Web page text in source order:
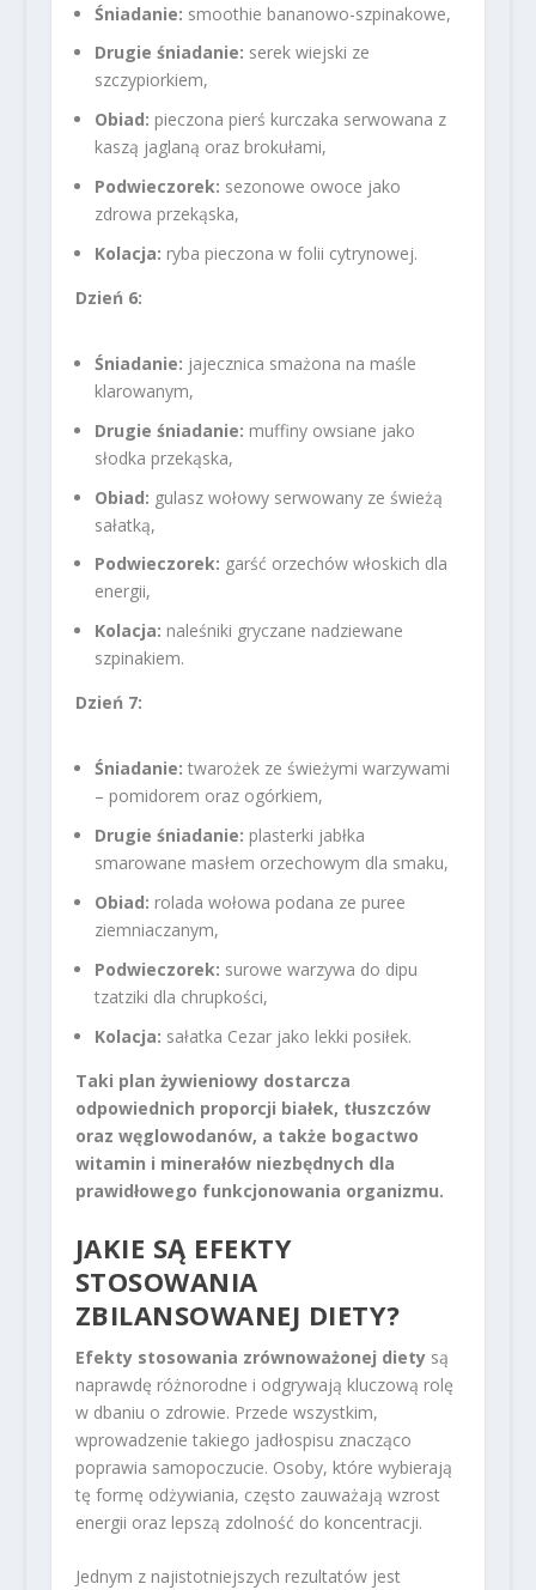
Śniadanie: smoothie bananowo-szpinakowe,
Drugie śniadanie: serek wiejski ze
szczypiorkiem,
Obiad: pieczona pierś kurczaka serwowana z
kaszą jaglaną oraz brokułami,
Podwieczorek: sezonowe owoce jako
zdrowa przekąska,
Kolacja: ryba pieczona w folii cytrynowej.
Dzień 6:
Śniadanie: jajecznica smażona na maśle
klarowanym,
Drugie śniadanie: muffiny owsiane jako
słodka przekąska,
Obiad: gulasz wołowy serwowany ze świeżą
sałatką,
Podwieczorek: garść orzechów włoskich dla
energii,
Kolacja: naleśniki gryczane nadziewane
szpinakiem.
Dzień 7:
Śniadanie: twarożek ze świeżymi warzywami
– pomidorem oraz ogórkiem,
Drugie śniadanie: plasterki jabłka
smarowane masłem orzechowym dla smaku,
Obiad: rolada wołowa podana ze puree
ziemniaczanym,
Podwieczorek: surowe warzywa do dipu
tzatziki dla chrupkości,
Kolacja: sałatka Cezar jako lekki posiłek.
Taki plan żywieniowy dostarcza
odpowiednich proporcji białek, tłuszczów
oraz węglowodanów, a także bogactwo
witamin i minerałów niezbędnych dla
prawidłowego funkcjonowania organizmu.
JAKIE SĄ EFEKTY
STOSOWANIA
ZBILANSOWANEJ DIETY?
Efekty stosowania zrównoważonej dietysą
naprawdę różnorodne i odgrywają kluczową rolę
w dbaniu o zdrowie. Przede wszystkim,
wprowadzenie takiego jadłospisu znacząco
poprawia samopoczucie. Osoby, które wybierają
tę formę odżywiania, często zauważają wzrost
energii oraz lepszą zdolność do koncentracji.
Jednym z najistotniejszych rezultatów jest